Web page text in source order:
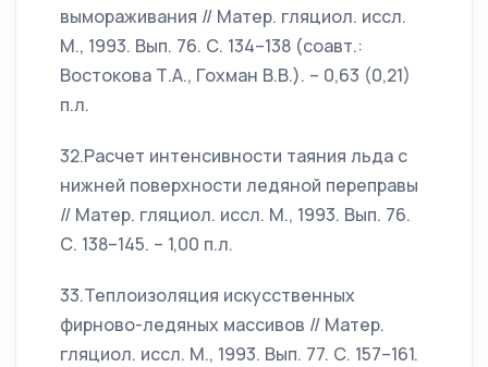
вымораживания // Матер. гляциол. иссл.
М., 1993. Вып. 76. С. 134–138 (соавт.:
Востокова Т.А., Гохман В.В.). – 0,63 (0,21)
п.л.
32.Расчет интенсивности таяния льда с
нижней поверхности ледяной переправы
// Матер. гляциол. иссл. М., 1993. Вып. 76.
С. 138–145. – 1,00 п.л.
33.Теплоизоляция искусственных
фирново-ледяных массивов // Матер.
гляциол. иссл. М., 1993. Вып. 77. С. 157–161.